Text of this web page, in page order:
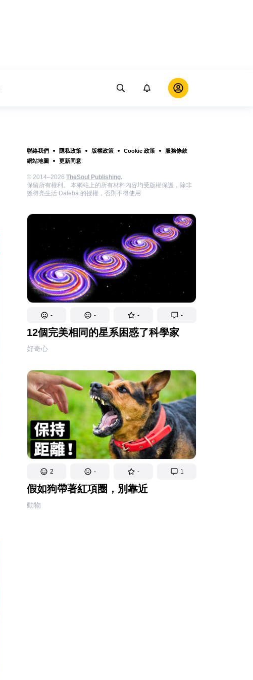
聯絡我們 隱私政策 版權政策 Cookie 政策
服務條款
網站地圖
更新同意
© 2014–2026 TheSoul Publishing.
保留所有權利。 本網站上的所有材料內容均受版權保護，除非
獲得亮生活 Daleba 的授權，否則不得使用
- - - -
12個完美相同的星系困惑了科學家
好奇心
2 - - 1
假如狗帶著紅項圈，別靠近
動物